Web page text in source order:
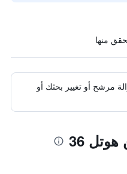
مرشح أو تغيير بحثك أو
36